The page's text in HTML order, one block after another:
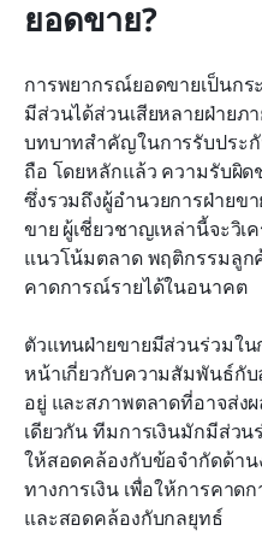
ยอดขาย?
การพยากรณ์ยอดขายเป็นก
มีส่วนได้ส่วนเสียหลายฝ่ายภ
บทบาทสำคัญในการรับประ
ถือ โดยหลักแล้ว ความรับผิ
ซึ่งรวมถึงผู้อำนวยการฝ่ายข
ขาย ผู้เชี่ยวชาญเหล่านี้จะวิ
แนวโน้มตลาด พฤติกรรมลูก
คาดการณ์รายได้ในอนาคต
ตัวแทนฝ่ายขายมีส่วนร่วมใ
หน้าเกี่ยวกับความสัมพันธ์กับ
อยู่ และสภาพตลาดที่อาจส่ง
เดียวกัน ทีมการเงินมักมีส่ว
ให้สอดคล้องกับข้อจำกัดด้า
ทางการเงิน เพื่อให้การคา
และสอดคล้องกับกลยุทธ์